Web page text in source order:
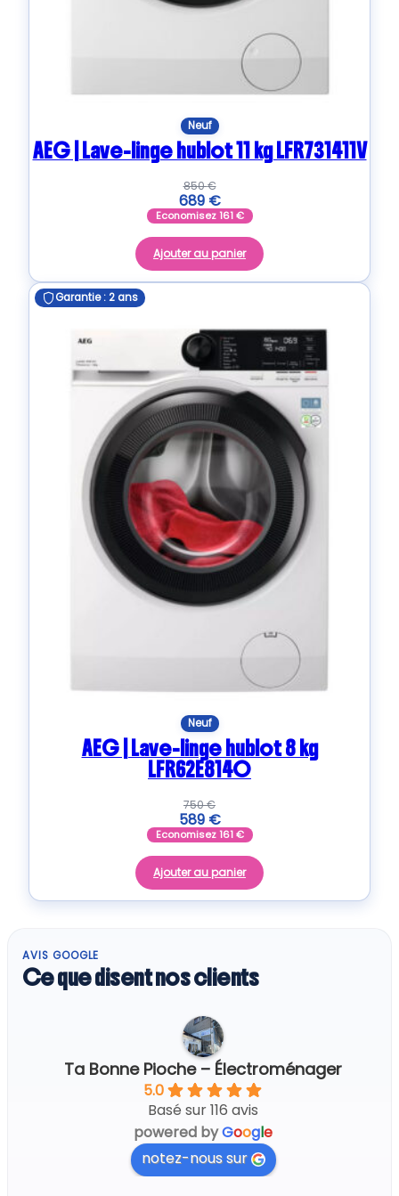
Neuf
AEG | Lave-linge hublot 11 kg LFR731411V
850€
689 €
Economisez161€
Ajouter au panier
Garantie : 2 ans
Neuf
AEG | Lave-linge hublot 8 kg
LFR62E814O
750€
589 €
Economisez161€
Ajouter au panier
AVIS GOOGLE
Ce que disent nos clients
Ta Bonne Pioche – Électroménager
5.0
Basé sur 116 avis
powered byGoogle
notez-nous sur